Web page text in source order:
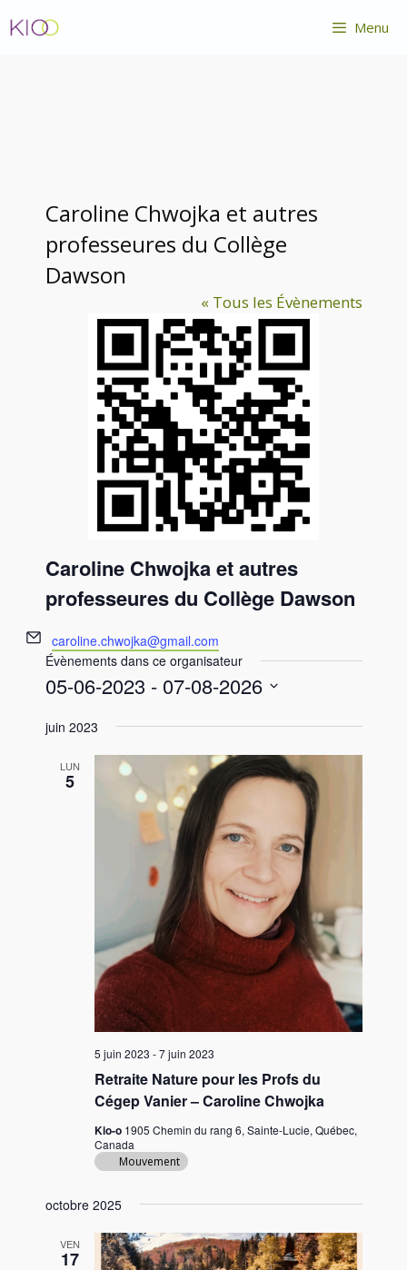
au
Menu
Caroline Chwojka et autres
professeures du Collège
Dawson
« Tous les Évènements
Caroline Chwojka et autres
professeures du Collège Dawson
E
m
a
i
caroline.chwojka@gmail.com
Évènements dans ce organisateur
05-06-2023 - 07-08-2026
é
juin 2023
LUN
5
Retraite Nature pour les Profs du
Cégep Vanier – Caroline Chwojka
5 juin 2023 -7 juin 2023
Kio-o 1905 Chemin du rang 6, Sainte-Lucie, Québec,
Canada
Mouvement
octobre 2025
VEN
17